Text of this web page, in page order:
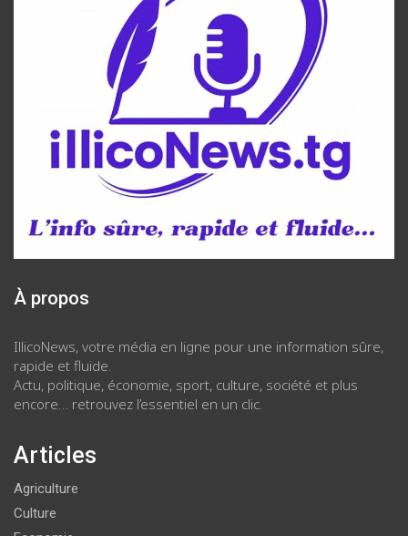
À propos
IllicoNews, votre média en ligne pour une information sûre,
rapide et fluide.
Actu, politique, économie, sport, culture, société et plus
encore… retrouvez l’essentiel en un clic.
Articles
Agriculture
Culture